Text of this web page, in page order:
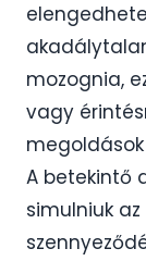
mozognia,
vagy
A betekintő
simulniuk